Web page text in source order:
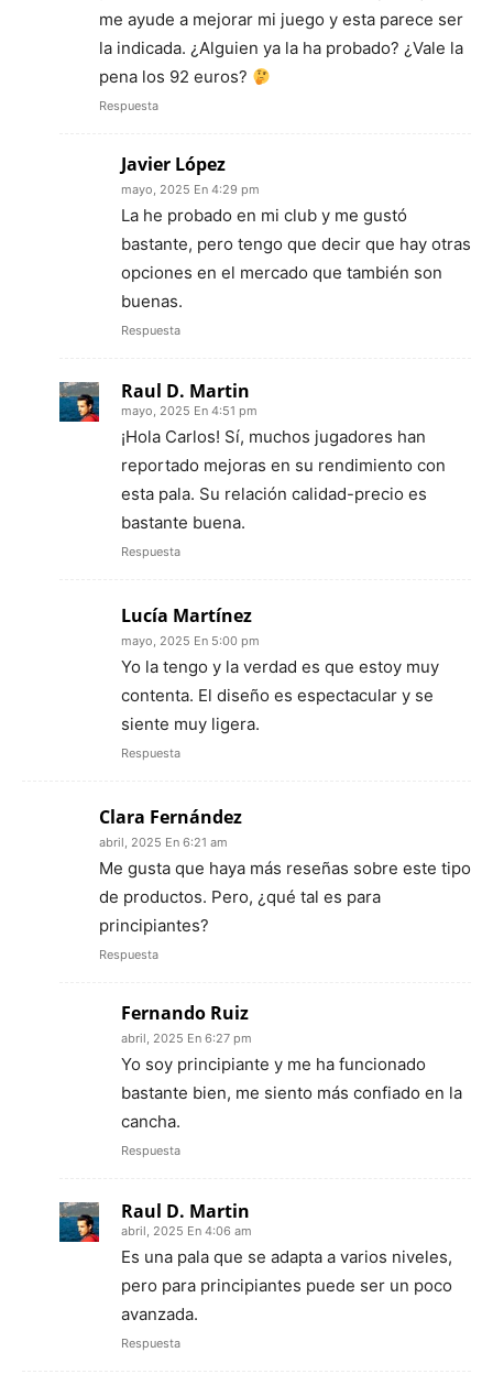
me ayude a mejorar mi juego y esta parece ser
la indicada. ¿Alguien ya la ha probado? ¿Vale la
pena los 92 euros?
Respuesta
Javier López
mayo, 2025 En 4:29 pm
La he probado en mi club y me gustó
bastante, pero tengo que decir que hay otras
opciones en el mercado que también son
buenas.
Respuesta
Raul D. Martin
mayo, 2025 En 4:51 pm
¡Hola Carlos! Sí, muchos jugadores han
reportado mejoras en su rendimiento con
esta pala. Su relación calidad-precio es
bastante buena.
Respuesta
Lucía Martínez
mayo, 2025 En 5:00 pm
Yo la tengo y la verdad es que estoy muy
contenta. El diseño es espectacular y se
siente muy ligera.
Respuesta
Clara Fernández
abril, 2025 En 6:21 am
Me gusta que haya más reseñas sobre este tipo
de productos. Pero, ¿qué tal es para
principiantes?
Respuesta
Fernando Ruiz
abril, 2025 En 6:27 pm
Yo soy principiante y me ha funcionado
bastante bien, me siento más confiado en la
cancha.
Respuesta
Raul D. Martin
abril, 2025 En 4:06 am
Es una pala que se adapta a varios niveles,
pero para principiantes puede ser un poco
avanzada.
Respuesta